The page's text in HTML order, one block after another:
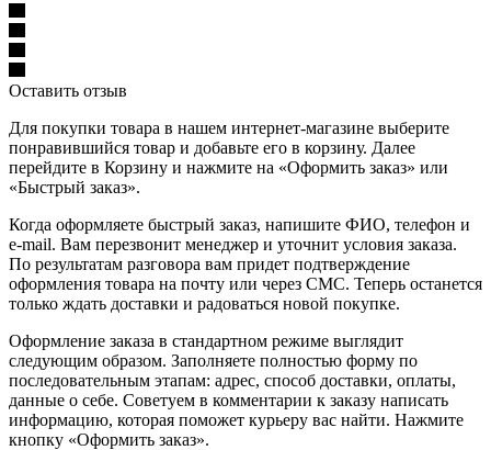
Оставить отзыв
Для покупки товара в нашем интернет-магазине выберите
понравившийся товар и добавьте его в корзину. Далее
перейдите в Корзину и нажмите на «Оформить заказ» или
«Быстрый заказ».
Когда оформляете быстрый заказ, напишите ФИО, телефон и
e-mail. Вам перезвонит менеджер и уточнит условия заказа.
По результатам разговора вам придет подтверждение
оформления товара на почту или через СМС. Теперь останется
только ждать доставки и радоваться новой покупке.
Оформление заказа в стандартном режиме выглядит
следующим образом. Заполняете полностью форму по
последовательным этапам: адрес, способ доставки, оплаты,
данные о себе. Советуем в комментарии к заказу написать
информацию, которая поможет курьеру вас найти. Нажмите
кнопку «Оформить заказ».